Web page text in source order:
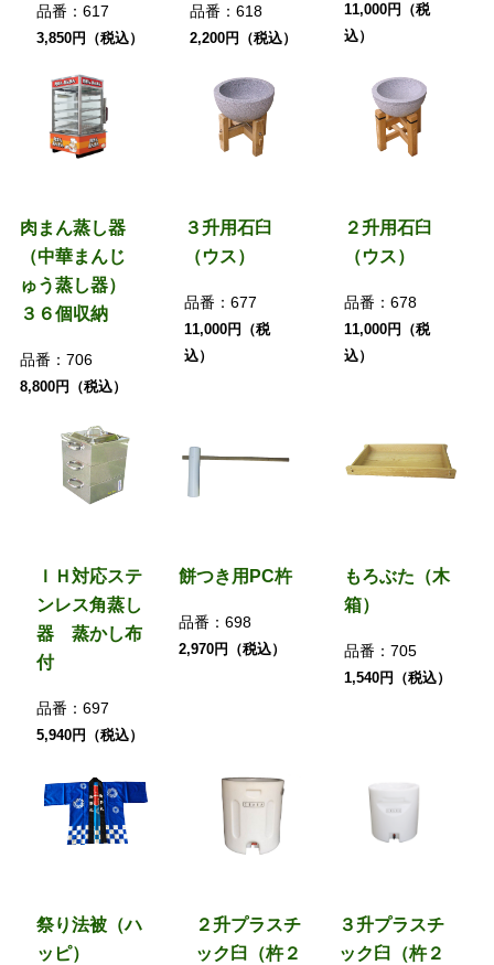
品番： 617
3,850円（税込）
品番：618
2,200円（税込）
11,000円（税
込）
肉まん蒸し器
（中華まんじ
ゅう蒸し器）
３６個収納
品番： 706
8,800円（税込）
３升用石臼
（ウス）
品番：677
11,000円（税
込）
２升用石臼
（ウス）
品番：678
11,000円（税
込）
ＩＨ対応ステ
ンレス角蒸し
器 蒸かし布
付
品番： 697
5,940円（税込）
餅つき用PC杵
品番：698
2,970円（税込）
もろぶた（木
箱）
品番：705
1,540円（税込）
祭り法被（ハ
ッピ）
２升プラスチ
ック臼（杵２
３升プラスチ
ック臼（杵２